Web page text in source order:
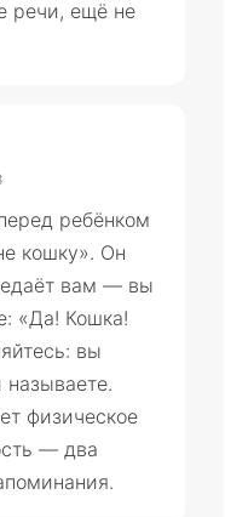
речи, ещё не
ребёнком
кошку». Он
вам — вы
«Да! Кошка!
вы
называете.
физическое
— два